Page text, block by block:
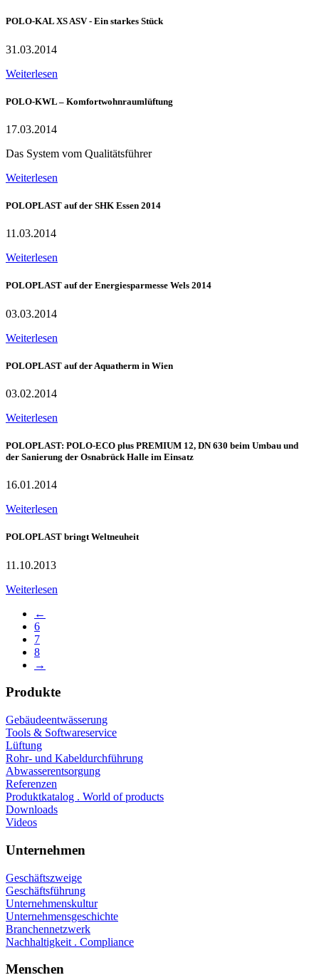
POLO-KAL XS ASV - Ein starkes Stück
31.03.2014
Weiterlesen
POLO-KWL – Komfortwohnraumlüftung
17.03.2014
Das System vom Qualitätsführer
Weiterlesen
POLOPLAST auf der SHK Essen 2014
11.03.2014
Weiterlesen
POLOPLAST auf der Energiesparmesse Wels 2014
03.03.2014
Weiterlesen
POLOPLAST auf der Aquatherm in Wien
03.02.2014
Weiterlesen
POLOPLAST: POLO-ECO plus PREMIUM 12, DN 630 beim Umbau und
der Sanierung der Osnabrück Halle im Einsatz
16.01.2014
Weiterlesen
POLOPLAST bringt Weltneuheit
11.10.2013
Weiterlesen
←
6
7
8
→
Produkte
Gebäudeentwässerung
Tools & Softwareservice
Lüftung
Rohr- und Kabeldurchführung
Abwasserentsorgung
Referenzen
Produktkatalog . World of products
Downloads
Videos
Unternehmen
Geschäftszweige
Geschäftsführung
Unternehmenskultur
Unternehmensgeschichte
Branchennetzwerk
Nachhaltigkeit . Compliance
Menschen